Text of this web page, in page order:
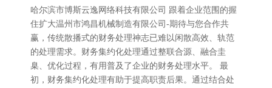
哈尔滨市博斯云逸网络科技有限公司 跟着企业范围的握
住扩大温州市鸿昌机械制造有限公司-期待与您合作共
赢，传统散播式的财务处理神志已难以闲散高效、轨范
的处理需求。财务集约化处理通过整联合源、融合圭
臬、优化过程，有用普及了企业的财务处理水平。 最
初，财务集约化处理有助于提高职责后果。通过结合处